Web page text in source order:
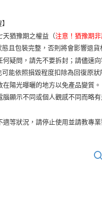
NT$2,000(含以上)免運費
NT$2,000(含以上)免運費
滿NT$2,000(含以上)免運費
天猶豫期之權益（注意！猶豫期
且包裝完整，否則將會影響退貨
疑問，請先不要拆封；請儘速
能依照損毀程度扣除為回復原狀
陽光曝曬的地方以免產品變質。
顯示不同或個人觀感不同而略
等狀況，請停止使用並請教專業